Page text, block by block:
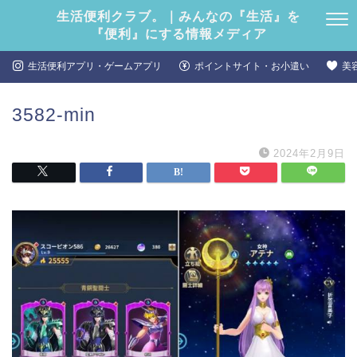
生活便利クラブ。｜みんなの『生活』を
『便利』にする情報メディア
生活便利アプリ・ゲームアプリ ポイントサイト・お小遣い 美
3582-min
2024年2月9日